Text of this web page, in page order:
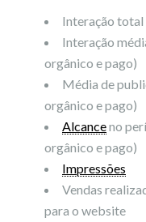
Interação
Interação
orgânico e pago)
Média de
orgânico e pago)
Alcanceno
orgânico e pago)
Impressões
Vendas
para o website